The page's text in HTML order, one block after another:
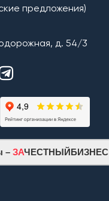
предложения)
д. 54/3
– ЗАЧЕСТНЫЙБИЗНЕС